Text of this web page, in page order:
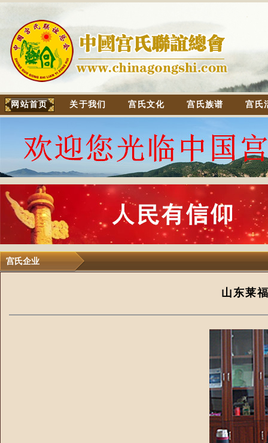
网站首页 关于我们 宫氏文化 宫氏族谱 宫氏
宫氏企业
山东莱